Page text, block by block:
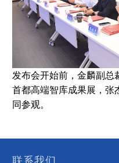
发布会开始前，金麟副总
首都高端智库成果展，张
同参观。
联系我们